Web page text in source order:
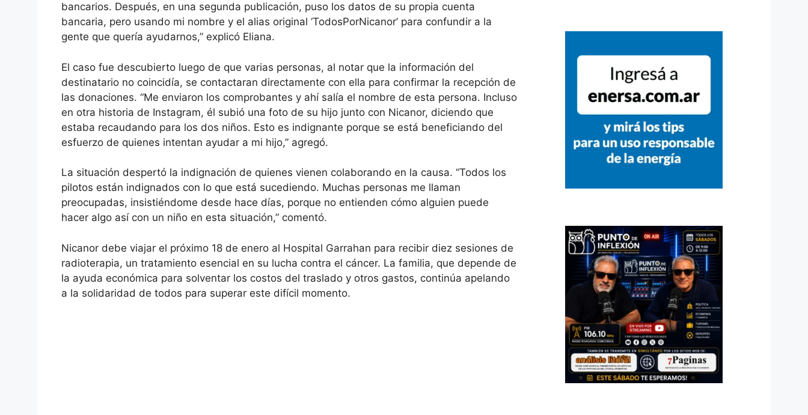
bancarios. Después, en una segunda publicación, puso los datos de su propia cuenta
bancaria, pero usando mi nombre y el alias original ‘TodosPorNicanor’ para confundir a la
gente que quería ayudarnos,” explicó Eliana.
El caso fue descubierto luego de que varias personas, al notar que la información del
destinatario no coincidía, se contactaran directamente con ella para confirmar la recepción de
las donaciones. “Me enviaron los comprobantes y ahí salía el nombre de esta persona. Incluso
en otra historia de Instagram, él subió una foto de su hijo junto con Nicanor, diciendo que
estaba recaudando para los dos niños. Esto es indignante porque se está beneficiando del
esfuerzo de quienes intentan ayudar a mi hijo,” agregó.
La situación despertó la indignación de quienes vienen colaborando en la causa. “Todos los
pilotos están indignados con lo que está sucediendo. Muchas personas me llaman
preocupadas, insistiéndome desde hace días, porque no entienden cómo alguien puede
hacer algo así con un niño en esta situación,” comentó.
Nicanor debe viajar el próximo 18 de enero al Hospital Garrahan para recibir diez sesiones de
radioterapia, un tratamiento esencial en su lucha contra el cáncer. La familia, que depende de
la ayuda económica para solventar los costos del traslado y otros gastos, continúa apelando
a la solidaridad de todos para superar este difícil momento.